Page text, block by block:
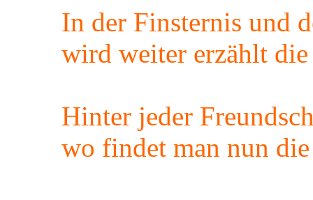
In der Finsternis und
wird weiter erzählt
Hinter jeder
wo findet man nun